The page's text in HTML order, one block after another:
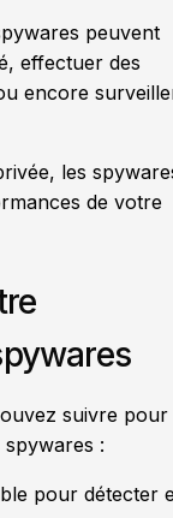
peuvent
effectuer des
encore
les
de votre
suivre pour
:
pour détecter